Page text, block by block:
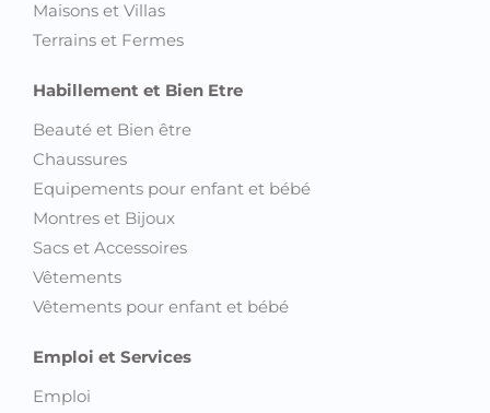
Maisons et Villas
Terrains et Fermes
Habillement et Bien Etre
Beauté et Bien être
Chaussures
Equipements pour enfant et bébé
Montres et Bijoux
Sacs et Accessoires
Vêtements
Vêtements pour enfant et bébé
Emploi et Services
Emploi